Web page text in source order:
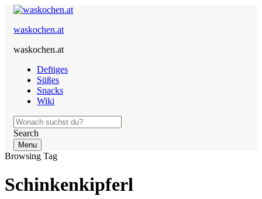
waskochen.at
waskochen.at
Deftiges
Süßes
Snacks
Wiki
Search
Menu
Browsing Tag
Schinkenkipferl